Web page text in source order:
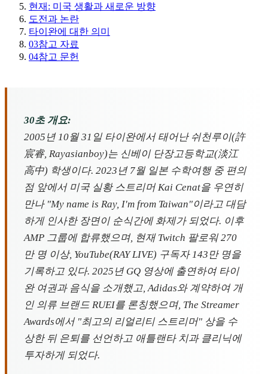
현재: 미국 생활과 새로운 방향
도전과 논란
타이완에 대한 의미
03참고 자료
04참고 문헌
30초 개요:
2005년 10월 31일 타이완에서 태어난 쉬천루이(許
宸睿, Rayasianboy)는 신베이 단장고등학교(淡江
高中) 학생이다. 2023년 7월 일본 수학여행 중 편의
점 앞에서 미국 실황 스트리머 Kai Cenat을 우연히
만나 "My name is Ray, I'm from Taiwan"이라고 대담
하게 인사한 장면이 순식간에 화제가 되었다. 이후
AMP 그룹에 합류했으며, 현재 Twitch 팔로워 270
만 명 이상, YouTube(RAY LIVE) 구독자 143만 명을
기록하고 있다. 2025년 GQ 영상에 출연하여 타이
완 여권과 음식을 소개했고, Adidas와 계약하여 개
인 의류 브랜드 RUEI를 론칭했으며, The Streamer
Awards에서 "최고의 리얼리티 스트리머" 상을 수
상한 뒤 은퇴를 선언하고 애틀랜타 치과 클리닉에
투자하게 되었다.